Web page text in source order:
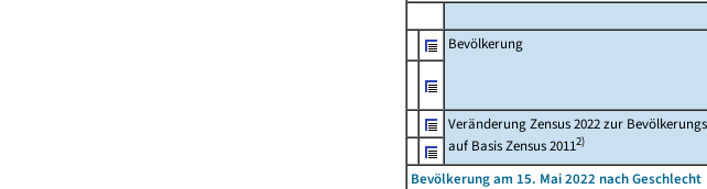
Bevölkerung
Veränderung Zensus 2022 zur
auf Basis Zensus 20112)
Bevölkerung am 15. Mai 2022 nach Geschlecht